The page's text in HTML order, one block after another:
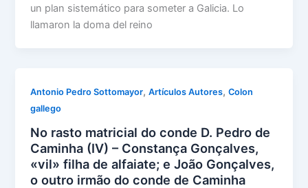
un plan sistemático para someter a Galicia. Lo
llamaron la doma del reino
Antonio Pedro Sottomayor,Artículos Autores,Colon
gallego
No rasto matricial do conde D. Pedro de
Caminha (IV) – Constança Gonçalves,
«vil» filha de alfaiate; e João Gonçalves,
o outro irmão do conde de Caminha